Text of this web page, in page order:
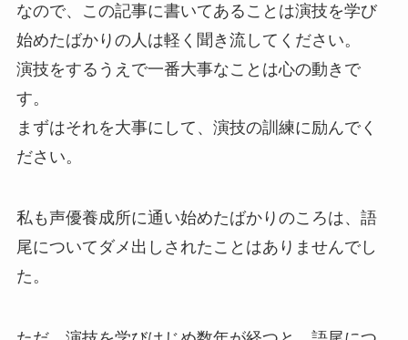
なので、この記事に書いてあることは演技を学び
始めたばかりの人は軽く聞き流してください。
演技をするうえで一番大事なことは心の動きで
す。
まずはそれを大事にして、演技の訓練に励んでく
ださい。
私も声優養成所に通い始めたばかりのころは、語
尾についてダメ出しされたことはありませんでし
た。